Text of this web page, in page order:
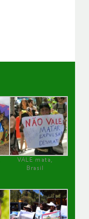
VALE mata,
Brasil